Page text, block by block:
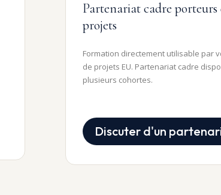
Partenariat cadre porteurs
projets
Formation directement utilisable par
de projets EU. Partenariat cadre
plusieurs cohortes.
Discuter d'un